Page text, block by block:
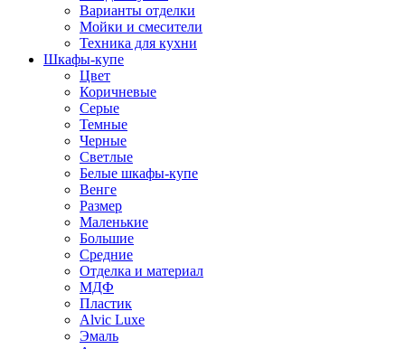
Варианты отделки
Мойки и смесители
Техника для кухни
Шкафы-купе
Цвет
Коричневые
Серые
Темные
Черные
Светлые
Белые шкафы-купе
Венге
Размер
Маленькие
Большие
Средние
Отделка и материал
МДФ
Пластик
Alvic Luxe
Эмаль